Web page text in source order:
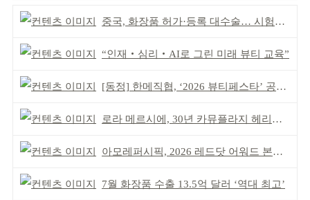
중국, 화장품 허가·등록 대수술… 시험자료 공용 허용
“인재‧심리‧AI로 그린 미래 뷰티 교육”
[동정] 한메직협, ‘2026 뷰티페스타’ 공동 주최
로라 메르시에, 30년 카뮤플라지 헤리티지 담아
아모레퍼시픽, 2026 레드닷 어워드 본상 2개 수상
7월 화장품 수출 13.5억 달러 ‘역대 최고’